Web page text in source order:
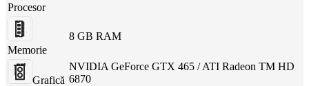
Procesor
Memorie
8 GB RAM
Grafică
NVIDIA GeForce GTX 465 / ATI Radeon TM HD
6870